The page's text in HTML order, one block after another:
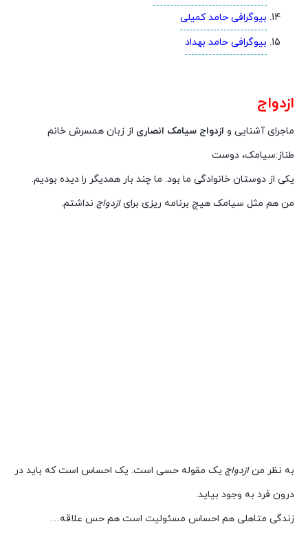
بیوگرافی حامد کمیلی
بیوگرافی حامد بهداد
ازدواج
ماجرای آشنایی و ازدواج سیامک انصاری از زبان همسرش خانم
طناز:سیامک، دوست
یکی از دوستان خانوادگی ما بود. ما چند بار همدیگر را دیده بودیم.
من هم مثل سیامک هیچ برنامه ریزی برایازدواج نداشتم.
به نظر منازدواج یک مقوله حسی است. یک احساس است که باید در
درون فرد به وجود بیاید.
زندگی متاهلی هم احساس مسئولیت است هم حس علاقه…